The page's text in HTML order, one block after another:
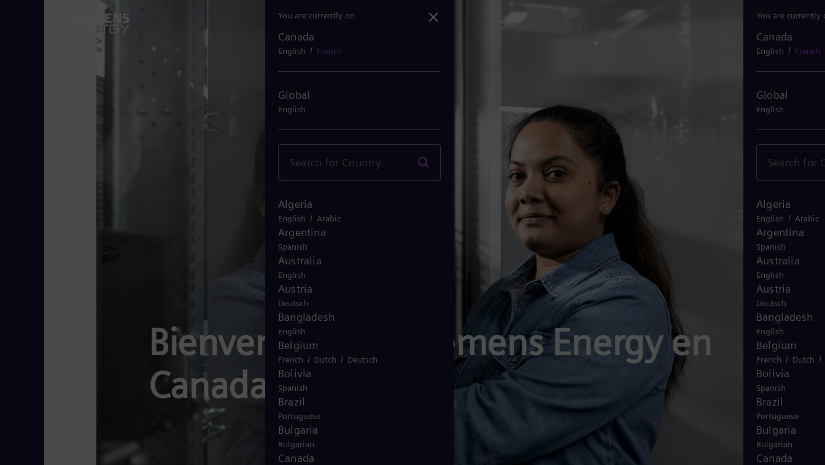
You are currently
Canada
English / French
Global
English
Algeria
English / Arabic
Argentina
Spanish
Australia
English
Austria
Deutsch
Bangladesh
English
Belgium
French / Dutch /
Bolivia
Spanish
Brazil
Portuguese
Bulgaria
Bulgarian
Canada
Bienvenue chez Siemens Energy en
Canada
You are currently on
Canada
English / French
Global
English
Algeria
English / Arabic
Argentina
Spanish
Australia
English
Austria
Deutsch
Bangladesh
English
Belgium
French / Dutch / Deutsch
Bolivia
Spanish
Brazil
Portuguese
Bulgaria
Bulgarian
Canada